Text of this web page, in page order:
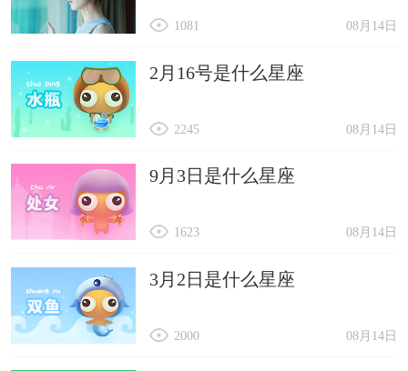
08月14日
1081
2月16号是什么星座
08月14日
2245
9月3日是什么星座
08月14日
1623
3月2日是什么星座
08月14日
2000